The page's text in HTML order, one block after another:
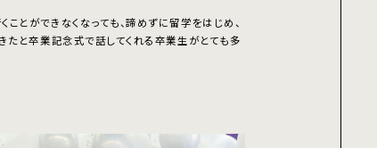
とができなくなっても、諦めずに留学をはじめ、
たと卒業記念式で話してくれる卒業生がとても多